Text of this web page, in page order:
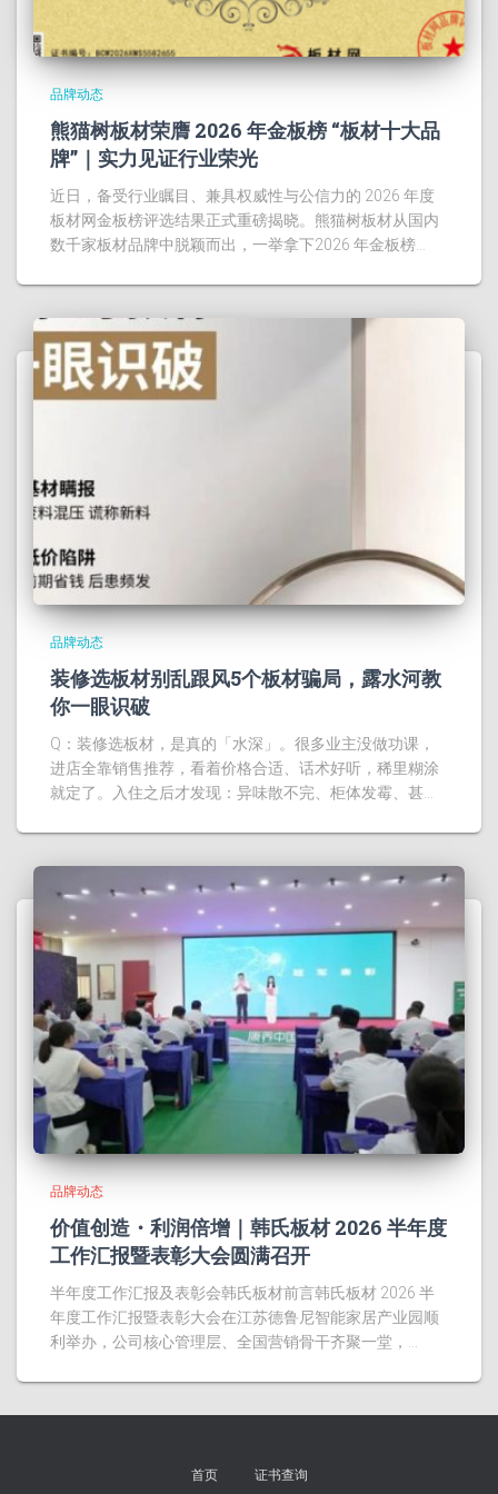
品牌动态
熊猫树板材荣膺 2026 年金板榜 “板材十大品
牌”｜实力见证行业荣光
近日，备受行业瞩目、兼具权威性与公信力的 2026 年度
板材网金板榜评选结果正式重磅揭晓。熊猫树板材从国内
数千家板材品牌中脱颖而出，一举拿下2026 年金板榜…
品牌动态
装修选板材别乱跟风5个板材骗局，露水河教
你一眼识破
Q：装修选板材，是真的「水深」。很多业主没做功课，
进店全靠销售推荐，看着价格合适、话术好听，稀里糊涂
就定了。入住之后才发现：异味散不完、柜体发霉、甚…
品牌动态
价值创造・利润倍增｜韩氏板材 2026 半年度
工作汇报暨表彰大会圆满召开
半年度工作汇报及表彰会韩氏板材前言韩氏板材 2026 半
年度工作汇报暨表彰大会在江苏德鲁尼智能家居产业园顺
利举办，公司核心管理层、全国营销骨干齐聚一堂，…
首页 证书查询